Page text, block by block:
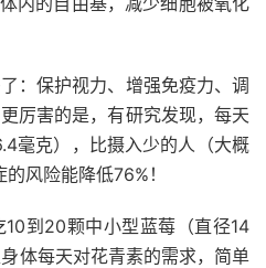
：保护视力、增强免疫力、调
厉害的是，有研究发现，每天
毫克），比摄入少的人（大概
风险能降低76%！
到20颗中小型蓝莓（直径14
体每天对花青素的需求，简单